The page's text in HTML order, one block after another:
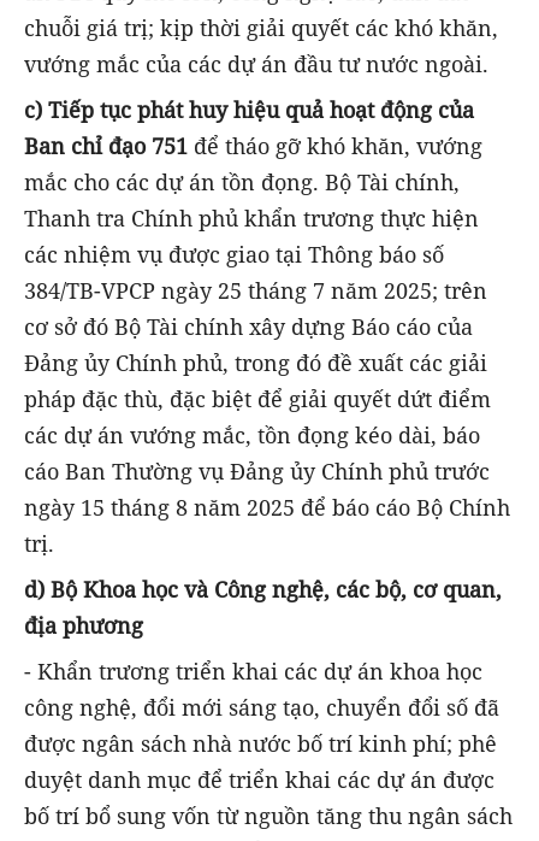
chuỗi giá trị; kịp thời giải quyết các khó khăn,
vướng mắc của các dự án đầu tư nước ngoài.
c) Tiếp tục phát huy hiệu quả hoạt động của
Ban chỉ đạo 751 để tháo gỡ khó khăn, vướng
mắc cho các dự án tồn đọng. Bộ Tài chính,
Thanh tra Chính phủ khẩn trương thực hiện
các nhiệm vụ được giao tại Thông báo số
384/TB-VPCP ngày 25 tháng 7 năm 2025; trên
cơ sở đó Bộ Tài chính xây dựng Báo cáo của
Đảng ủy Chính phủ, trong đó đề xuất các giải
pháp đặc thù, đặc biệt để giải quyết dứt điểm
các dự án vướng mắc, tồn đọng kéo dài, báo
cáo Ban Thường vụ Đảng ủy Chính phủ trước
ngày 15 tháng 8 năm 2025 để báo cáo Bộ Chính
trị.
d) Bộ Khoa học và Công nghệ, các bộ, cơ quan,
địa phương
- Khẩn trương triển khai các dự án khoa học
công nghệ, đổi mới sáng tạo, chuyển đổi số đã
được ngân sách nhà nước bố trí kinh phí; phê
duyệt danh mục để triển khai các dự án được
bố trí bổ sung vốn từ nguồn tăng thu ngân sách